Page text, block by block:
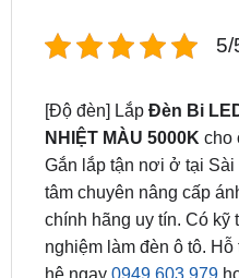
[Độ đèn] LắpĐèn Bi
Gắn lắp tận nơi ở tại Sài
tâm chuyên nâng cấp
chính hãng uy tín. Có kỹ
nghiệm làm đèn ô tô.
hệ ngay0949.603.979
hỗ trợ bởi đội ngũ kỹ
[Gắn đèn] Độ